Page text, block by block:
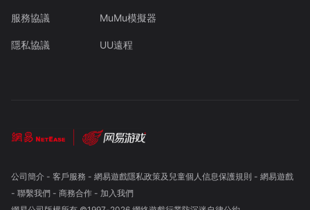
服務協議
隱私協議
MuMu模擬器
UU遠程
公司簡介- 客戶服務 - 網易遊戲隱私政策及兒童個人信息保護規則 - 網易遊戲
- 聯繫我們- 商務合作- 加入我們